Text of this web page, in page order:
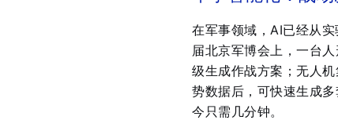
在军事领域，AI已经从
届北京军博会上，一台
级生成作战方案；无人
势数据后，可快速生成
今只需几分钟。